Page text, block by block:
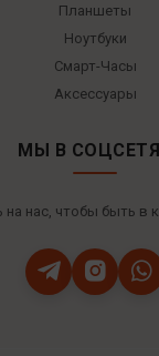
Планшеты
Ноутбуки
Смарт-Часы
Аксессуары
МЫ В
нас, чтобы быть в